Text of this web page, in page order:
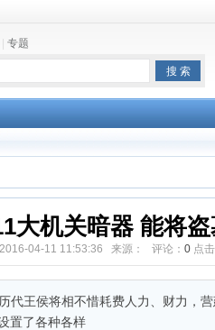
专题
大机关暗器 能将
2016-04-11 11:53:36 来源： 评论： 0点击
代王侯将相不惜耗费人力、财力，
置了各种各样